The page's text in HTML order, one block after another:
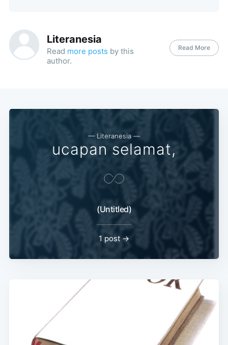
Literanesia
Read more posts by this
author.
Read More
— Literanesia —
ucapan selamat,
(Untitled)
1 post →